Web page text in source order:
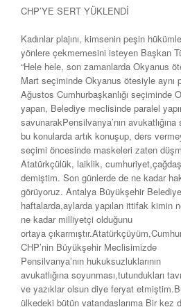
CHP’YE SERT YÜKLENDİ
Kadınlar plajını, kimsenin peşin
yönlere çekmemesini isteyen Başkan
“Hele hele, son zamanlarda Okyanus
Mart seçiminde Okyanus ötesiyle aynı
Ağustos Cumhurbaşkanlığı seçiminde
yapan, Belediye meclisinde paralel
savunarakPensilvanya’nın
bu konularda artık konuşup, ders
seçimi öncesinde maskeleri zaten
Atatürkçülük, laiklik,
demiştim. Son günlerde de ne kadar
görüyoruz. Antalya Büyükşehir
haftalarda,aylarda yapılan ittifak kimin
ne kadar milliyetçi olduğunu
ortaya
CHP’nin Büyükşehir Meclisimizde
Pensilvanya’nın hukuksuzluklarının
avukatlığına soyunması,tutundukları
ve yazıklar olsun diye feryat
ülkedeki bütün vatandaşlarıma Bir kez